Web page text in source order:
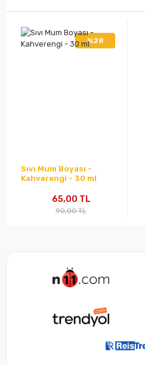
%28
Sıvı Mum Boyası -
Kahverengi - 30 ml
65,00 TL
90,00 TL